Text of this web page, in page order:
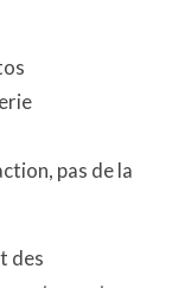
pas de la
des